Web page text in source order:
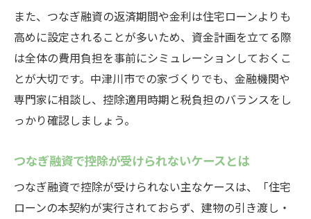
また、つなぎ融資の返済期間や金利は住宅ローンよりも
高めに設定されることが多いため、資金計画を立てる際
は全体の費用負担を事前にシミュレーションしておくこ
とが大切です。中津川市での家づくりでも、金融機関や
専門家に相談し、控除適用時期と税負担のバランスをし
っかり確認しましょう。
つなぎ融資で控除が受けられないケースとは
つなぎ融資で控除が受けられない主なケースは、「住宅
ローンの本契約が実行されておらず、建物の引き渡し・